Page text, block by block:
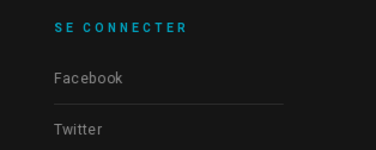
SE CONNECTER
Facebook
Twitter